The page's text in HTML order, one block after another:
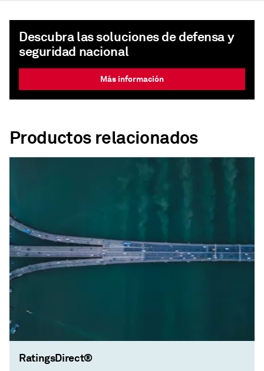
Descubra las soluciones de defensa y
seguridad nacional
Más información
Productos relacionados
RatingsDirect®